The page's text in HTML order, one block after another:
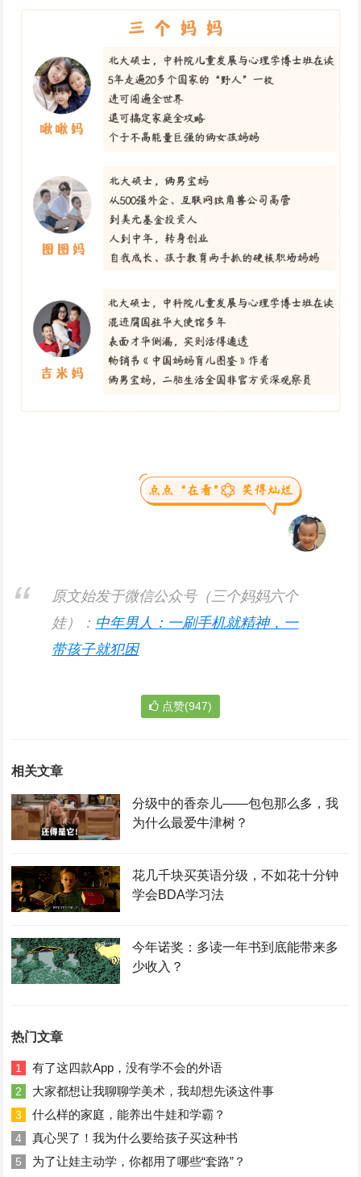
原文始发于微信公众号（三个妈妈六个
娃）： 中年男人：一刷手机就精神，一
带孩子就犯困
点赞(947)
相关文章
分级中的香奈儿——包包那么多，我
为什么最爱牛津树？
花几千块买英语分级，不如花十分钟
学会BDA学习法
今年诺奖：多读一年书到底能带来多
少收入？
热门文章
1 有了这四款App，没有学不会的外语
2 大家都想让我聊聊学美术，我却想先谈这件事
3 什么样的家庭，能养出牛娃和学霸？
4 真心哭了！我为什么要给孩子买这种书
5 为了让娃主动学，你都用了哪些“套路”？